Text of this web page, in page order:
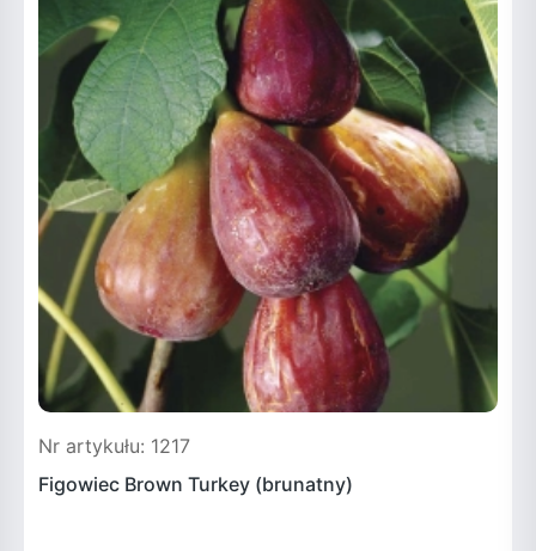
Nr artykułu: 1217
Figowiec Brown Turkey (brunatny)